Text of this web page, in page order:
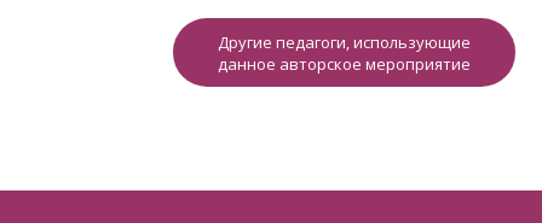
Другие педагоги, использующие
данное авторское мероприятие